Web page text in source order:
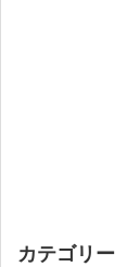
カテゴリー